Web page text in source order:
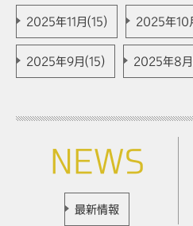
2025年11月(15) 2025年10
2025年9月(15) 2025年8
NEWS
最新情報